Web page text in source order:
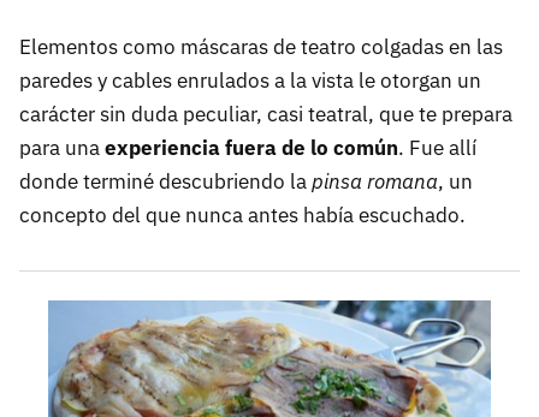
Elementos como máscaras de teatro colgadas en las
paredes y cables enrulados a la vista le otorgan un
carácter sin duda peculiar, casi teatral, que te prepara
para unaexperiencia fuera de lo común. Fue allí
donde terminé descubriendo lapinsa romana, un
concepto del que nunca antes había escuchado.